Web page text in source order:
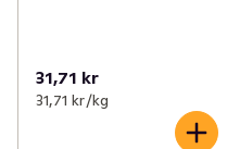
31,71 kr
31,71 kr /kg